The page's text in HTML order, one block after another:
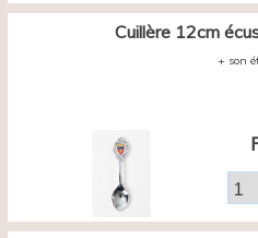
Cuillère 12cm
+ son